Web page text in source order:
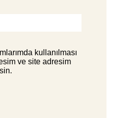
kullanılması
ve site adresim